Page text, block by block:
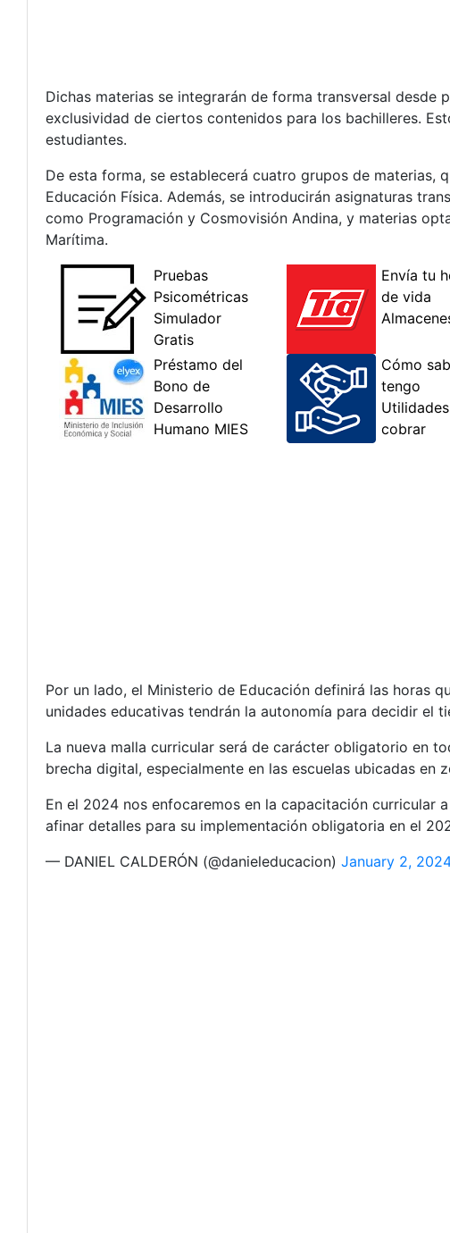
Dichas materias se integrarán de forma transversal
exclusividad de ciertos contenidos para los bachilleres.
estudiantes.
De esta forma, se establecerá cuatro grupos de materias,
Educación Física. Además, se introducirán asignaturas
como Programación y Cosmovisión Andina, y materias
Marítima.
Por un lado, el Ministerio de Educación definirá las horas
unidades educativas tendrán la autonomía para decidir el
La nueva malla curricular será de carácter obligatorio en
brecha digital, especialmente en las escuelas ubicadas en
En el 2024 nos enfocaremos en la capacitación curricular
afinar detalles para su implementación obligatoria en el
— DANIEL CALDERÓN (@danieleducacion) January 2,